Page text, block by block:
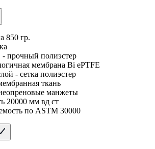
850 гр.
прочный полиэстер
мембрана Bi ePTFE
- сетка полиэстер
ткань
манжеты
20000 мм вд ст
по ASTM 30000